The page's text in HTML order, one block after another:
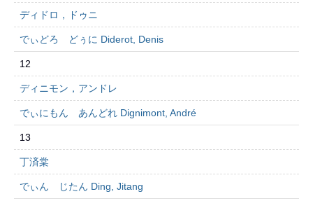
ディドロ，ドゥニ
でぃどろ どぅに Diderot, Denis
12
ディニモン，アンドレ
でぃにもん あんどれ Dignimont, André
13
丁済棠
でぃん じたん Ding, Jitang